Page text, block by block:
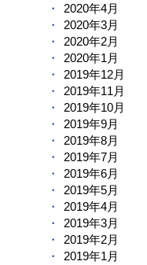
2020年4月
2020年3月
2020年2月
2020年1月
2019年12月
2019年11月
2019年10月
2019年9月
2019年8月
2019年7月
2019年6月
2019年5月
2019年4月
2019年3月
2019年2月
2019年1月